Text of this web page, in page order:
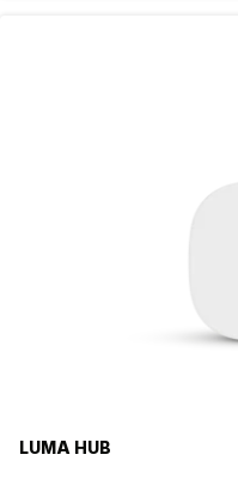
LUMA HUB